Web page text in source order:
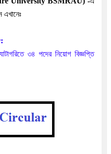
এখানেঃ
৩৪ পদের নিয়োগ বিজ্ঞপ্তি